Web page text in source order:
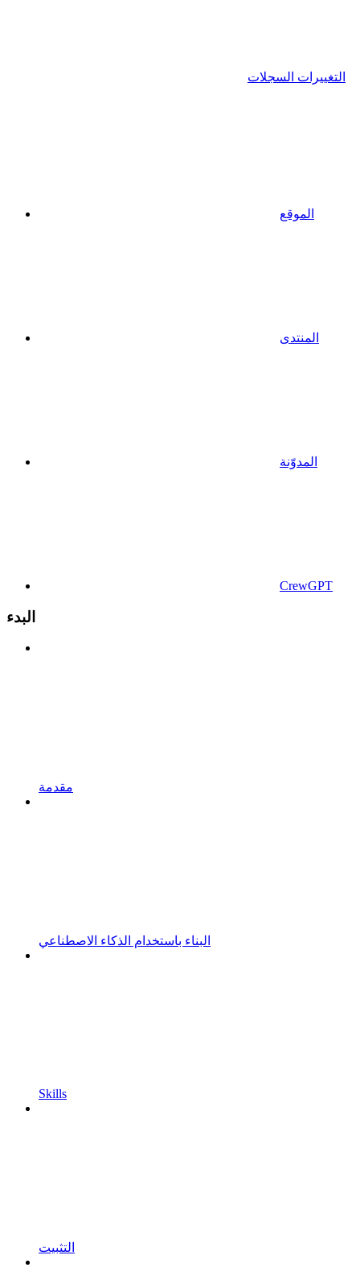
التغييرات السجلات
الموقع
المنتدى
المدوّنة
CrewGPT
البدء
مقدمة
البناء باستخدام الذكاء الاصطناعي
Skills
التثبيت